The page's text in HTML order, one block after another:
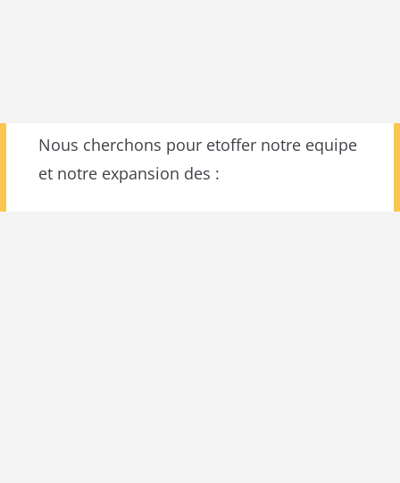
Nous cherchons pour etoffer notre equipe
et notre expansion des :